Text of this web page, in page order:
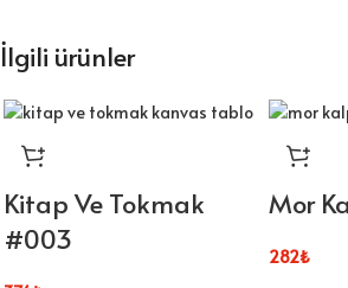
⭐ Tablo Ürün Özellikleri:
Kaliteli dijital baskı ile canlı ve net görseller
1.sınıf kanvas kumaş ve dayanıklı ahşap şase
Koruyucu vernik sayesinde kolay temizlik
Farklı ölçü seçenekleriyle esnek kullanım
İlgili ürünler
Kitap Ve Tokmak
#003
Mor
282₺